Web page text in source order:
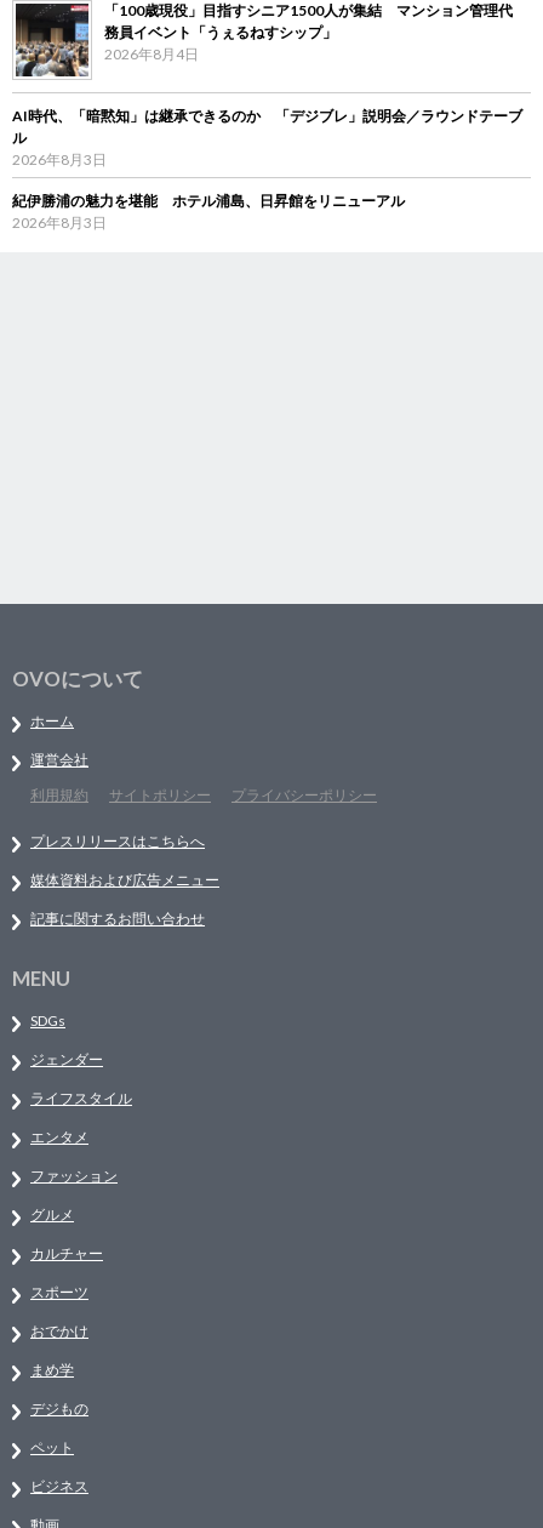
「100歳現役」目指すシニア1500人が集結 マンション管理代
務員イベント「うぇるねすシップ」
2026年8月4日
AI時代、「暗黙知」は継承できるのか 「デジブレ」説明会／ラウンドテーブ
ル
2026年8月3日
紀伊勝浦の魅力を堪能 ホテル浦島、日昇館をリニューアル
2026年8月3日
OVOについて
ホーム
運営会社
利用規約
サイトポリシー プライバシーポリシー
プレスリリースはこちらへ
媒体資料および広告メニュー
記事に関するお問い合わせ
MENU
SDGs
ジェンダー
ライフスタイル
エンタメ
ファッション
グルメ
カルチャー
スポーツ
おでかけ
まめ学
デジもの
ペット
ビジネス